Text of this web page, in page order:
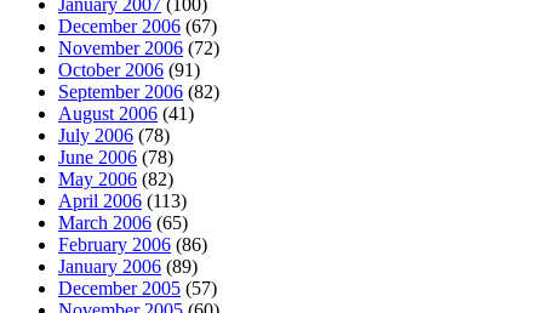
December 2006 (67)
November 2006 (72)
October 2006 (91)
September 2006 (82)
August 2006 (41)
July 2006 (78)
June 2006 (78)
May 2006 (82)
April 2006 (113)
March 2006 (65)
February 2006 (86)
January 2006 (89)
December 2005 (57)